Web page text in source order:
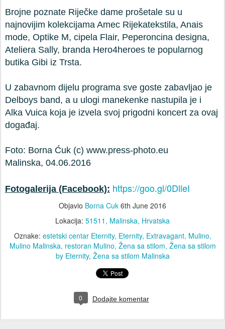
Brojne poznate Riječke dame prošetale su u
najnovijim kolekcijama Amec Rijekatekstila, Anais
mode, Optike M, cipela Flair, Peperoncina designa,
Ateliera Sally, branda Hero4heroes te popularnog
butika Gibi iz Trsta.
U zabavnom dijelu programa sve goste zabavljao je
Delboys band, a u ulogi manekenke nastupila je i
Alka Vuica koja je izvela svoj prigodni koncert za ovaj
događaj.
Foto: Borna Ćuk (c) www.press-photo.eu
Malinska, 04.06.2016
Fotogalerija (Facebook): https://goo.gl/0DlleI
Objavio Borna Cuk 6th June 2016
Lokacija: 51511, Malinska, Hrvatska
Oznake: estetski centar Eternity Eternity Extravagant Mulino
Mulino Malinska restoran Mulino Žena sa stilom Žena sa stilom
by Eternity Žena sa stilom Malinska
0 Dodajte komentar